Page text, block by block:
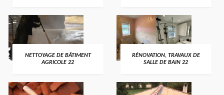
NETTOYAGE DE BÂTIMENT
AGRICOLE 22
RÉNOVATION, TRAVAUX DE
SALLE DE BAIN 22